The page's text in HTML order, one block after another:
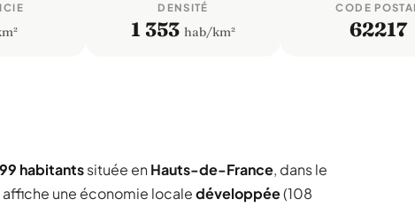
DENSITÉ
1 353 hab/km²
CODE
62217
habitantssituée en Hauts-de-France, dans le
une économie localedéveloppée(108